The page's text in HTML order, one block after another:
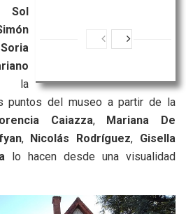
Sol
la
puntos del museo a partir de la
Caiazza, Mariana De
, Nicolás Rodríguez, Gisella
lo hacen desde una visualidad